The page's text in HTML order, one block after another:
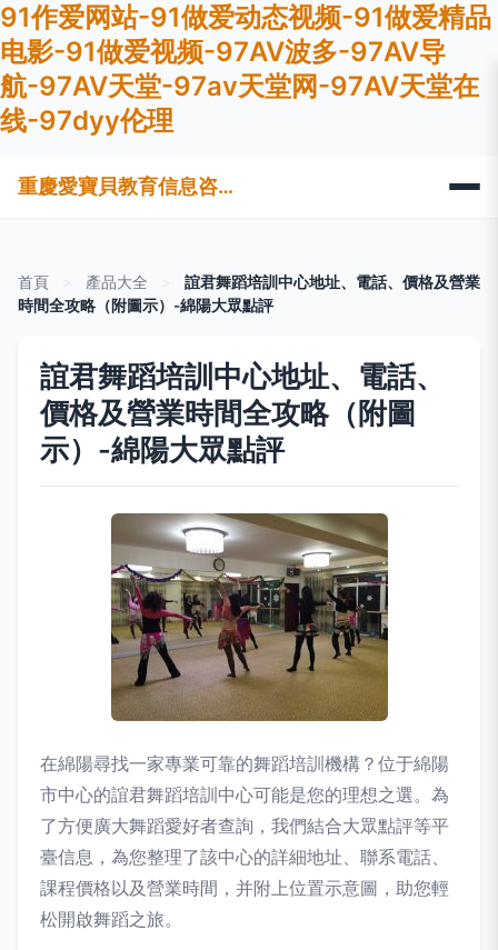
91作爱网站-91做爱动态视频-91做爱精品
电影-91做爱视频-97AV波多-97AV导
航-97AV天堂-97av天堂网-97AV天堂在
线-97dyy伦理
重慶愛寶貝教育信息咨詢服務有限公司
首頁 產品大全
誼君舞蹈培訓中心地址、電話、價格及營業
時間全攻略（附圖示）-綿陽大眾點評
誼君舞蹈培訓中心地址、電話、
價格及營業時間全攻略（附圖
示）-綿陽大眾點評
在綿陽尋找一家專業可靠的舞蹈培訓機構？位于綿陽
市中心的誼君舞蹈培訓中心可能是您的理想之選。為
了方便廣大舞蹈愛好者查詢，我們結合大眾點評等平
臺信息，為您整理了該中心的詳細地址、聯系電話、
課程價格以及營業時間，并附上位置示意圖，助您輕
松開啟舞蹈之旅。